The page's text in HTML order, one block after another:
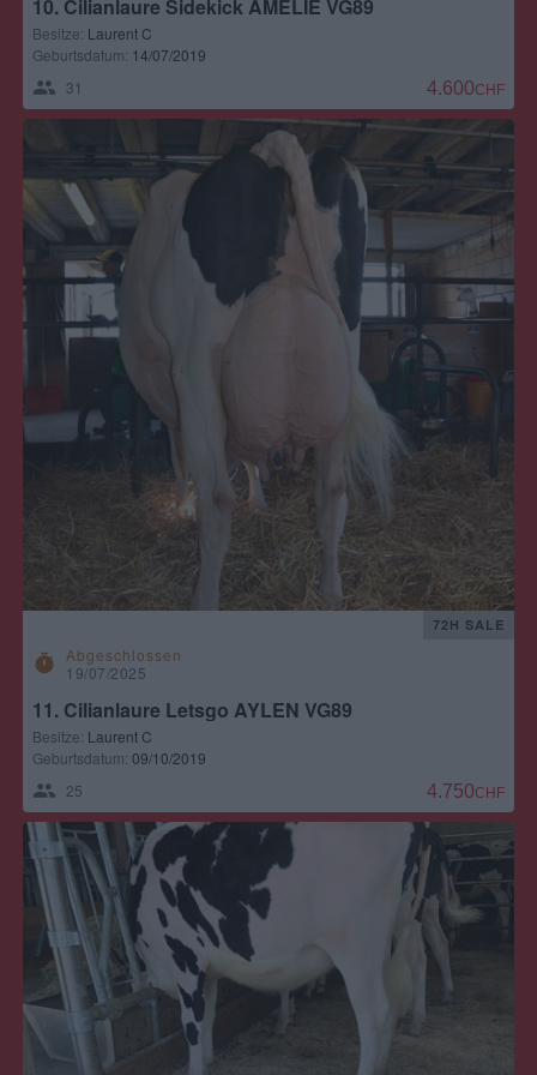
10. Cilianlaure Sidekick AMÉLIE VG89
Besitze: Laurent C
Geburtsdatum: 14/07/2019
31
4.600,00
timer
Abgeschlossen
19/07/2025
72H SALE
11. Cilianlaure Letsgo AYLEN VG89
Besitze: Laurent C
Geburtsdatum: 09/10/2019
25
4.750,00